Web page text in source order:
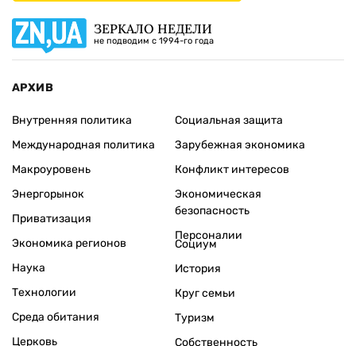
ЗЕРКАЛО НЕДЕЛИ
не подводим с 1994-го года
АРХИВ
Внутренняя политика
Международная политика
Макроуровень
Энергорынок
Приватизация
Экономика регионов
Социальная защита
Зарубежная экономика
Конфликт интересов
Экономическая
безопасность
Персоналии
Наука
Технологии
Среда обитания
Церковь
Социум
История
Круг семьи
Туризм
Собственность